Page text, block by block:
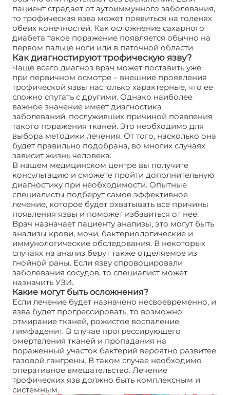
пациент страдает от аутоиммунного заболевания,
то трофическая язва может появиться на голенях
обеих конечностей. Как осложнение сахарного
диабета такое поражение появляется обычно на
первом пальце ноги или в пяточной области.
Как диагностируют трофическую язву?
Чаще всего диагноз врач может поставить уже
при первичном осмотре – внешние проявления
трофической язвы настолько характерные, что ее
сложно спутать с другими. Однако наиболее
важное значение имеет диагностика
заболеваний, послуживших причиной появления
такого поражения тканей. Это необходимо для
выбора методики лечения. От того, насколько она
будет правильно подобрана, во многих случаях
зависит жизнь человека.
В нашем медицинском центре вы получите
консультацию и сможете пройти дополнительную
диагностику при необходимости. Опытные
специалисты подберут самое эффективное
лечение, которое будет охватывать все причины
появления язвы и поможет избавиться от нее.
Врач назначает пациенту анализы, это могут быть
анализы крови, мочи, бактериологические и
иммунологические обследования. В некоторых
случаях на анализ берут также отделяемое из
гнойной раны. Если язву спровоцировали
заболевания сосудов, то специалист может
назначить УЗИ.
Какие могут быть осложнения?
Если лечение будет назначено несвоевременно, и
язва будет прогрессировать, то возможно
отмирание тканей, рожистое воспаление,
лимфаденит. В случае прогрессирующего
омертвления тканей и пропадания на
пораженный участок бактерий вероятно развитее
газовой гангрены. В таком случае необходимо
оперативное вмешательство. Лечение
трофических язв должно быть комплексным и
системным.